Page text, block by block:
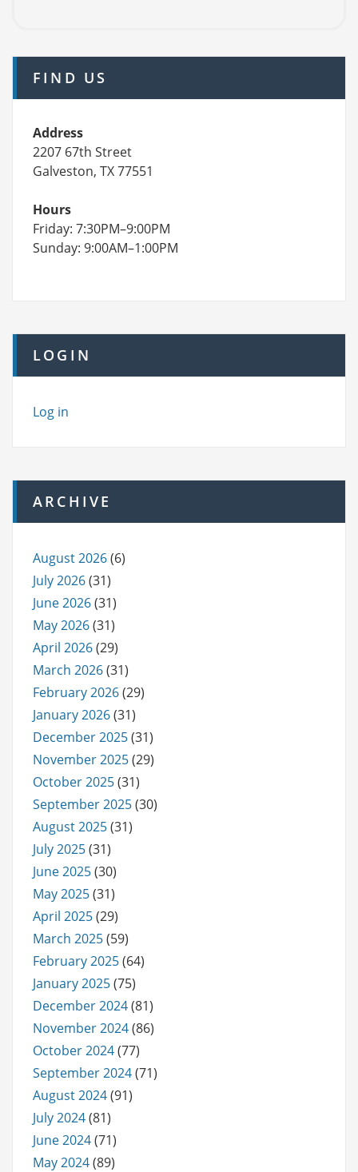
FIND US
Address
2207 67th Street
Galveston, TX 77551
Hours
Friday: 7:30PM–9:00PM
Sunday: 9:00AM–1:00PM
LOGIN
Log in
ARCHIVE
August 2026(6)
July 2026(31)
June 2026(31)
May 2026(31)
April 2026(29)
March 2026(31)
February 2026(29)
January 2026(31)
December 2025(31)
November 2025(29)
October 2025(31)
September 2025(30)
August 2025(31)
July 2025(31)
June 2025(30)
May 2025(31)
April 2025(29)
March 2025(59)
February 2025(64)
January 2025(75)
December 2024(81)
November 2024(86)
October 2024(77)
September 2024(71)
August 2024(91)
July 2024(81)
June 2024(71)
May 2024(89)